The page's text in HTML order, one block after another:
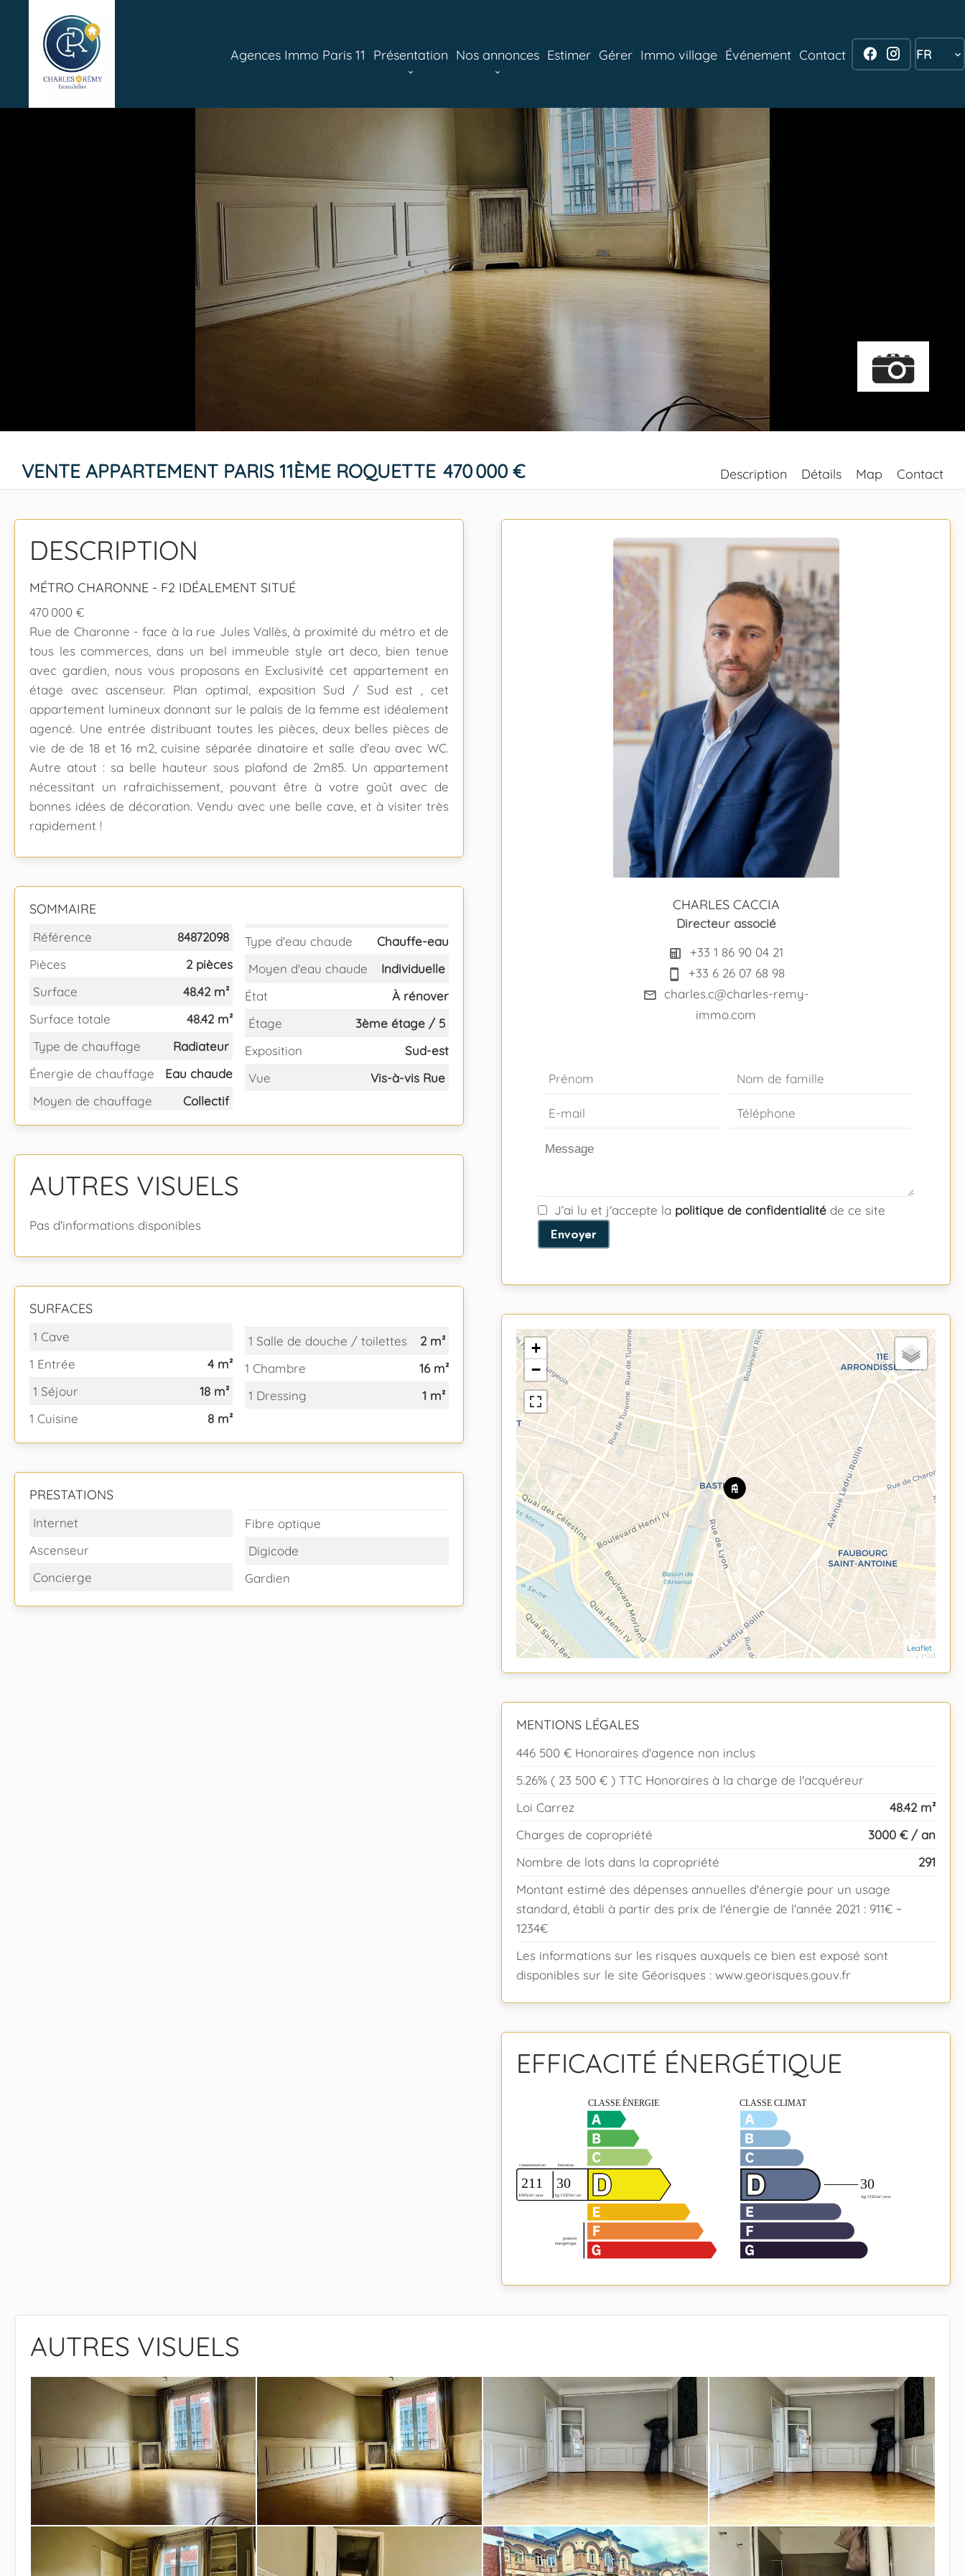
Agences Immo Paris 11 Présentation Nos annonces Estimer Gérer Immo village Événement Contact FR
VENTE APPARTEMENT PARIS 11ÈME ROQUETTE 470 000 € Description Détails Map Contact
DESCRIPTION
MÉTRO CHARONNE - F2 IDÉALEMENT SITUÉ
470 000 €
Rue de Charonne - face à la rue Jules Vallès, à proximité du métro et de
tous les commerces, dans un bel immeuble style art deco, bien tenue
avec gardien, nous vous proposons en Exclusivité cet appartement en
étage avec ascenseur. Plan optimal, exposition Sud / Sud est , cet
appartement lumineux donnant sur le palais de la femme est idéalement
agencé. Une entrée distribuant toutes les pièces, deux belles pièces de
vie de de 18 et 16 m2, cuisine séparée dinatoire et salle d'eau avec WC.
Autre atout : sa belle hauteur sous plafond de 2m85. Un appartement
nécessitant un rafraichissement, pouvant être à votre goût avec de
bonnes idées de décoration. Vendu avec une belle cave, et à visiter très
rapidement !
SOMMAIRE
Référence
84872098
Pièces
2 pièces
Surface
48.42 m²
Surface totale
48.42 m²
Type de chauffage
Radiateur
Énergie de chauffage
Eau chaude
Moyen de chauffage
Collectif
Type d'eau chaude
Chauffe-eau
Moyen d'eau chaude
Individuelle
État
À rénover
Étage
3ème étage / 5
Exposition
Sud-est
Vue
Vis-à-vis Rue
AUTRES VISUELS
Pas d'informations disponibles
SURFACES
1 Cave
1 Entrée
4 m²
1 Séjour
18 m²
1 Cuisine
8 m²
1 Salle de douche / toilettes
2 m²
1 Chambre
16 m²
1 Dressing
1 m²
PRESTATIONS
Internet
Ascenseur
Concierge
Fibre optique
Digicode
Gardien
CHARLES CACCIA
Directeur associé
+33 1 86 90 04 21
+33 6 26 07 68 98
charles.c@charles-remy-
immo.com
J’ai lu et j'accepte la politique de confidentialité de ce site
Envoyer
+
−
Leaflet
MENTIONS LÉGALES
446 500 € Honoraires d'agence non inclus
5.26% ( 23 500 € ) TTC Honoraires à la charge de l'acquéreur
Loi Carrez
48.42 m²
Charges de copropriété
3000 € / an
Nombre de lots dans la copropriété
291
Montant estimé des dépenses annuelles d'énergie pour un usage
standard, établi à partir des prix de l'énergie de l'année 2021 : 911€ ~
1234€
Les informations sur les risques auxquels ce bien est exposé sont
disponibles sur le site Géorisques : www.georisques.gouv.fr
EFFICACITÉ ÉNERGÉTIQUE
AUTRES VISUELS